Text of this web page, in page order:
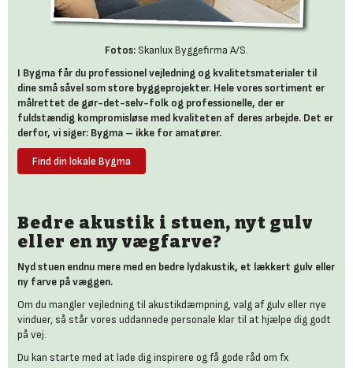
Fotos: Skanlux Byggefirma A/S.
I Bygma får du professionel vejledning og kvalitetsmaterialer til
dine små såvel som store byggeprojekter. Hele vores sortiment er
målrettet de gør-det-selv-folk og professionelle, der er
fuldstændig kompromisløse med kvaliteten af deres arbejde. Det er
derfor, vi siger: Bygma – ikke for amatører.
Find din lokale Bygma
Bedre akustik i stuen, nyt gulv
eller en ny vægfarve?
Nyd stuen endnu mere med en bedre lydakustik, et lækkert gulv eller
ny farve på væggen.
Om du mangler vejledning til akustikdæmpning, valg af gulv eller nye
vinduer, så står vores uddannede personale klar til at hjælpe dig godt
på vej.
Du kan starte med at lade dig inspirere og få gode råd om fx